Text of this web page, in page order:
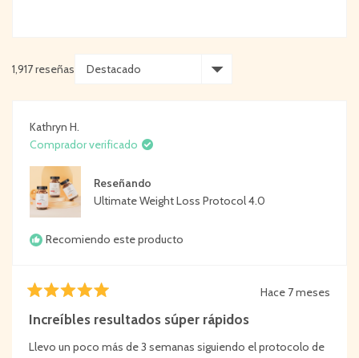
1,917 reseñas
Kathryn H.
Comprador verificado
Reseñando
Ultimate Weight Loss Protocol 4.0
Recomiendo este producto
5
de
estrellas
Hace 7 meses
Increíbles resultados súper rápidos
Llevo un poco más de 3 semanas siguiendo el protocolo de